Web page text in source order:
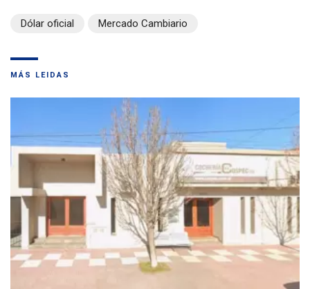
Dólar oficial Mercado Cambiario
MÁS LEIDAS